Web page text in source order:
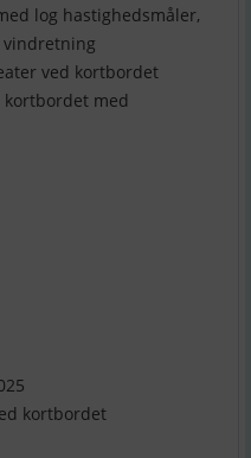
log hastighedsmåler,
vindretning
ved kortbordet
kortbordet med
kortbordet